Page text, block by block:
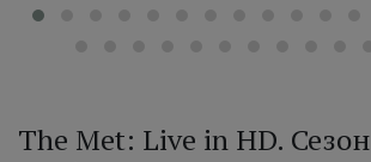
The Met: Live in HD. Сезон